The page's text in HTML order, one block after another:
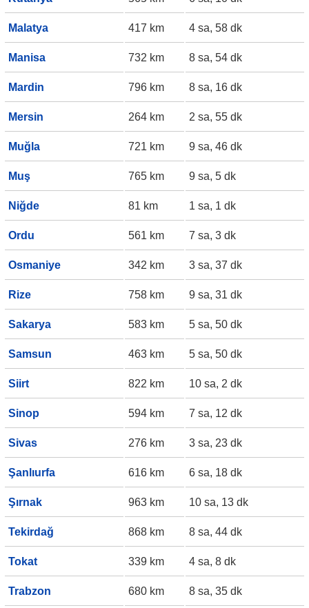
Malatya 417 km 4 sa, 58 dk
Manisa 732 km 8 sa, 54 dk
Mardin 796 km 8 sa, 16 dk
Mersin 264 km 2 sa, 55 dk
Muğla 721 km 9 sa, 46 dk
Muş 765 km 9 sa, 5 dk
Niğde 81 km 1 sa, 1 dk
Ordu 561 km 7 sa, 3 dk
Osmaniye 342 km 3 sa, 37 dk
Rize 758 km 9 sa, 31 dk
Sakarya 583 km 5 sa, 50 dk
Samsun 463 km 5 sa, 50 dk
Siirt 822 km 10 sa, 2 dk
Sinop 594 km 7 sa, 12 dk
Sivas 276 km 3 sa, 23 dk
Şanlıurfa 616 km 6 sa, 18 dk
Şırnak 963 km 10 sa, 13 dk
Tekirdağ 868 km 8 sa, 44 dk
Tokat 339 km 4 sa, 8 dk
Trabzon 680 km 8 sa, 35 dk